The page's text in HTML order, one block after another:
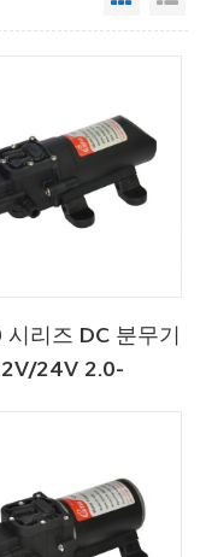
시리즈 DC 분무기
24V 2.0-